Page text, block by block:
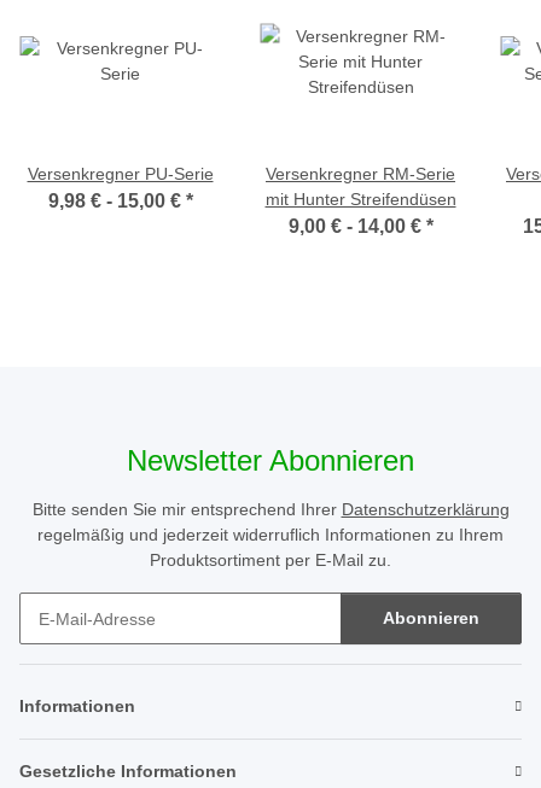
Versenkregner PU-Serie
9,98 € - 15,00 € *
Versenkregner RM-Serie
mit Hunter Streifendüsen
9,00 € - 14,00 € *
Newsletter Abonnieren
Bitte senden Sie mir entsprechend Ihrer Datenschutzerklärung
regelmäßig und jederzeit widerruflich Informationen zu Ihrem
Produktsortiment per E-Mail zu.
Abonnieren
Informationen
Gesetzliche Informationen